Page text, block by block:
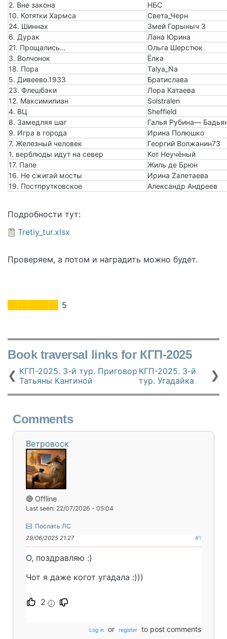
2. Вне закона
НБС
10. Котятки Хармса
Света_Черн
24. Шиннах
Змей Горыныч 3
6. Дурак
Лана Юрина
21. Прощались…
Ольга Шерстюк
3. Волчонок
Ёлка
18. Пора
Talya_Na
5. Дивеево.1933
Братислава
23. Флешбэки
Лора Катаева
12. Максимилиан
Solstralen
4. ВЦ
Sheffield
8. Замедляя шаг
Галья Рубина—
9. Игра в города
Ирина Полюшко
7. Железный человек
Георгий Волжанин73
1. верблюды идут на север
Кот Неучёный
17. Папе
Жиль де Брюн
16. Не сжигай мосты
Ирина Zалетаева
19. Постпрутковское
Александр Андреев
Подробности тут:
Document
Tretiy_tur.xlsx
Проверяем, а потом и наградить можно будет.
5
Book traversal links for КГП-2025
❮ КГП-2025. 3-й тур. Приговор
Татьяны Кантиной
КГП-2025. 3-й
тур. Угадайка
❯
Comments
Ветровоск
🔴 Offline
Last seen: 22/07/2026 - 05:04
Послать ЛС
29/06/2025 21:27 #1
О, поздравляю :)
Чот я даже когот угадала :)))
2 i
Log in or register to post comments